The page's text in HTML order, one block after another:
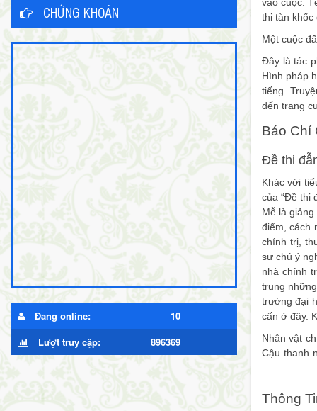
CHỨNG KHOÁN
Đang online:
10
Lượt truy cập:
896369
thi tàn khốc
Một cuộc
Đây là tác
Hình pháp
tiếng.
đến trang
Báo Chí
Đề thi
Khác với
của “Đề thi
Mễ là
điểm, cách
chính trị,
sự chú ý
nhà chính
trung
trường đại
cấn ở đây.
Nhân vật
Cậu thanh
sắp xếp
Thông